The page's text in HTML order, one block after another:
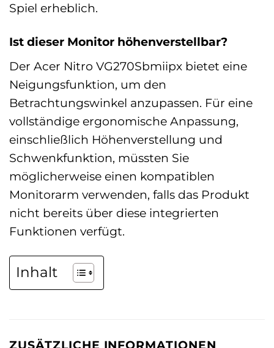
Spiel erheblich.
Ist dieser Monitor höhenverstellbar?
Der Acer Nitro VG270Sbmiipx bietet eine
Neigungsfunktion, um den
Betrachtungswinkel anzupassen. Für eine
vollständige ergonomische Anpassung,
einschließlich Höhenverstellung und
Schwenkfunktion, müssten Sie
möglicherweise einen kompatiblen
Monitorarm verwenden, falls das Produkt
nicht bereits über diese integrierten
Funktionen verfügt.
Inhalt
ZUSÄTZLICHE INFORMATIONEN